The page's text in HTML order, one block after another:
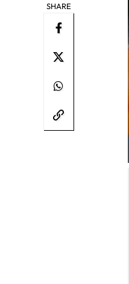
SHARE